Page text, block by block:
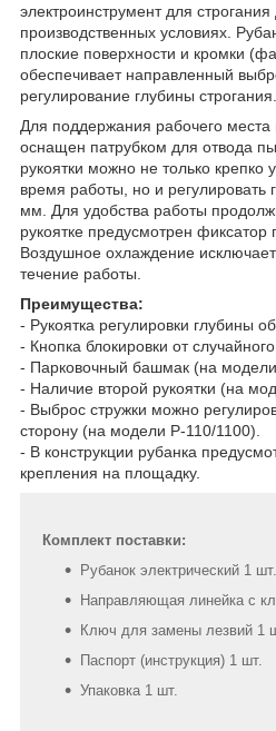
электроинструмент для
производственных условиях.
плоские поверхности и кромки
обеспечивает направленный
регулирование глубины строгания.
Для поддержания рабочего места
оснащен патрубком для отвода
рукоятки можно не только крепко
время работы, но и регулировать
мм. Для удобства работы
рукоятке предусмотрен фиксатор
Воздушное охлаждение
течение работы.
Преимущества:
- Рукоятка регулировки глубины
- Кнопка блокировки от
- Парковочный башмак (на модели
- Наличие второй рукоятки (на
- Выброс стружки можно
сторону (на модели Р-110/1100).
- В конструкции рубанка
крепления на площадку.
Комплект поставки:
Рубанок электрический 1 шт.
Направляющая линейка с
Ключ для замены лезвий 1
Паспорт (инструкция) 1 шт.
Упаковка 1 шт.